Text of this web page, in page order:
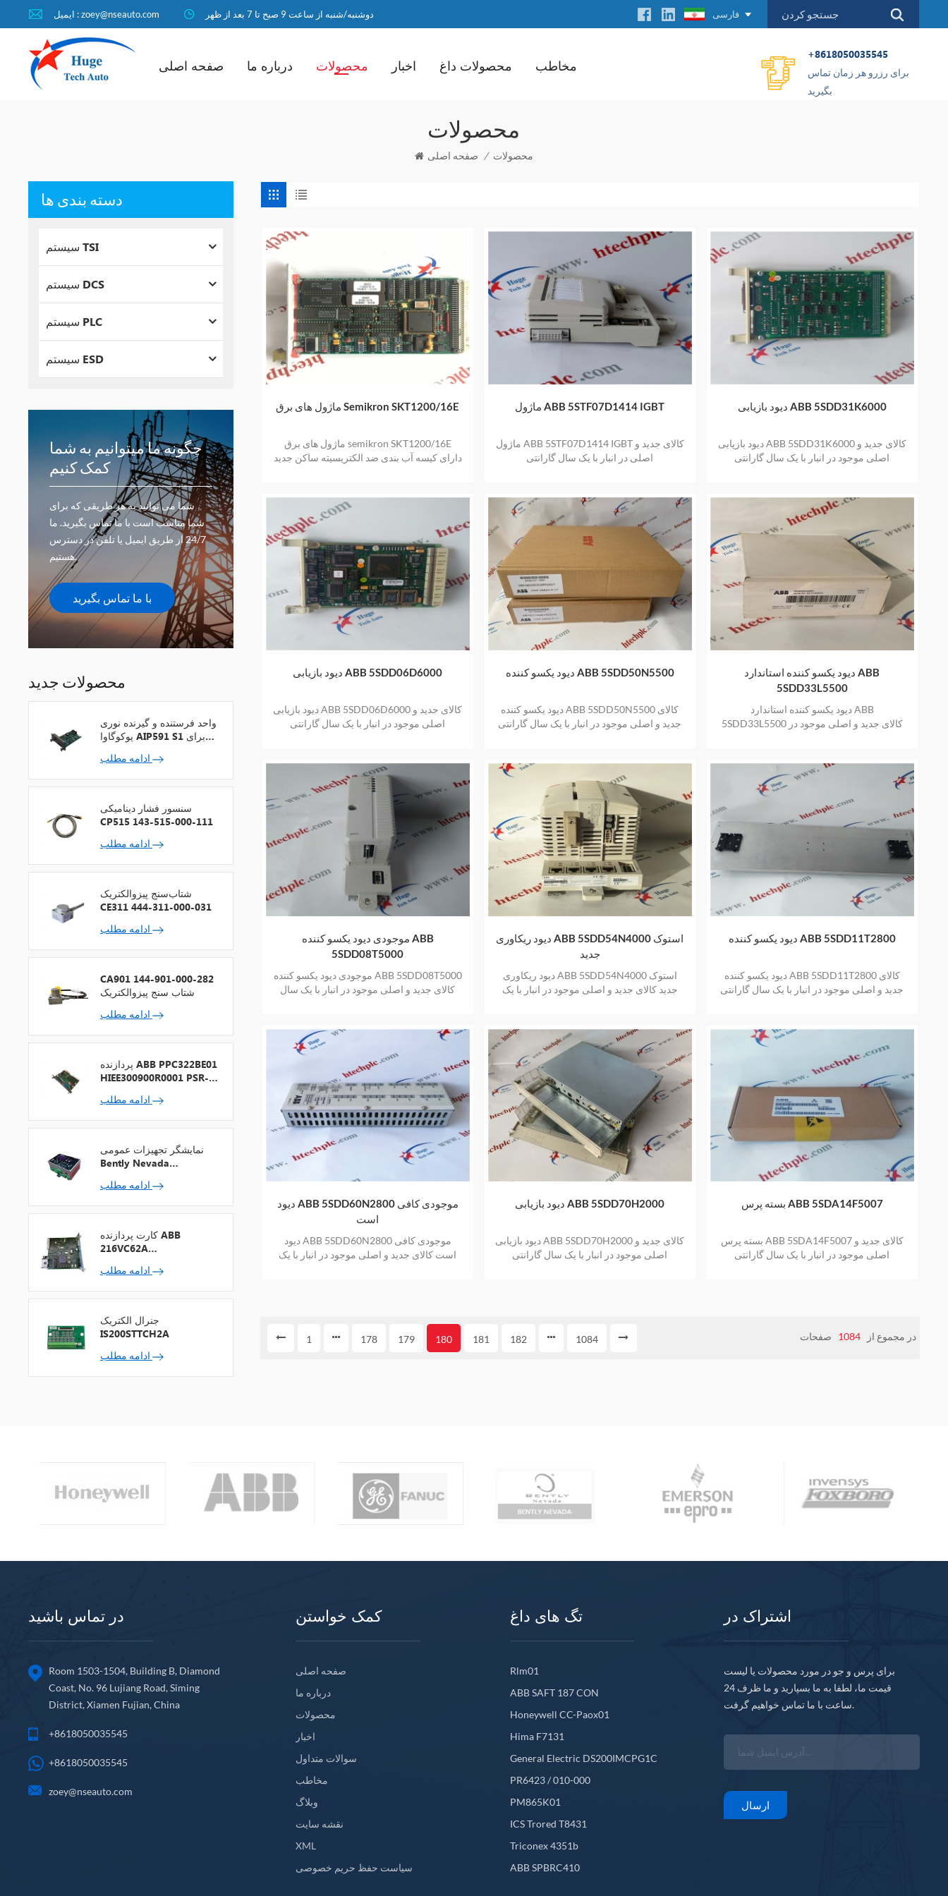
ایمیل : zoey@nseauto.com دوشنبه/شنبه از ساعت 9 صبح تا 7 بعد از ظهر فارسی
صفحه اصلی درباره ما محصولات اخبار محصولات داغ مخاطب
+8618050035545
برای رزرو هر زمان تماس
بگیرید
محصولات
صفحه اصلی / محصولات
ماژول های برق Semikron SKT1200/16E
ماژول های برق semikron SKT1200/16E
دارای کیسه آب بندی ضد الکتریسیته ساکن جدید
ماژول ABB 5STF07D1414 IGBT
ماژول ABB 5STF07D1414 IGBT کالای جدید و
اصلی در انبار با یک سال گارانتی
دیود بازیابی ABB 5SDD31K6000
دیود بازیابی ABB 5SDD31K6000 کالای جدید و
اصلی موجود در انبار با یک سال گارانتی
دیود بازیابی ABB 5SDD06D6000
دیود بازیابی ABB 5SDD06D6000 کالای جدید و
اصلی موجود در انبار با یک سال گارانتی
دیود یکسو کننده ABB 5SDD50N5500
دیود یکسو کننده ABB 5SDD50N5500 کالای
جدید و اصلی موجود در انبار با یک سال گارانتی
دیود یکسو کننده استاندارد ABB
5SDD33L5500
دیود یکسو کننده استاندارد ABB
5SDD33L5500 کالای جدید و اصلی موجود در
موجودی دیود یکسو کننده ABB
5SDD08T5000
موجودی دیود یکسو کننده ABB 5SDD08T5000
کالای جدید و اصلی موجود در انبار با یک سال
دیود ریکاوری ABB 5SDD54N4000 استوک
جدید
دیود ریکاوری ABB 5SDD54N4000 استوک
جدید کالای جدید و اصلی موجود در انبار با یک
دیود یکسو کننده ABB 5SDD11T2800
دیود یکسو کننده ABB 5SDD11T2800 کالای
جدید و اصلی موجود در انبار با یک سال گارانتی
دیود ABB 5SDD60N2800 موجودی کافی
است
دیود ABB 5SDD60N2800 موجودی کافی
است کالای جدید و اصلی موجود در انبار با یک
دیود بازیابی ABB 5SDD70H2000
دیود بازیابی ABB 5SDD70H2000 کالای جدید و
اصلی موجود در انبار با یک سال گارانتی
بسته پرس ABB 5SDA14F5007
بسته پرس ABB 5SDA14F5007 کالای جدید و
اصلی موجود در انبار با یک سال گارانتی
1 178 179 180 181 182 1084 در مجموع از 1084 صفحات
دسته بندی ها
سیستم TSI
سیستم DCS
سیستم PLC
سیستم ESD
چگونه ما میتوانیم به شما
کمک کنیم
شما می توانید به هر طریقی که برای
شما مناسب است با ما تماس بگیرید. ما
24/7 از طریق ایمیل یا تلفن در دسترس
هستیم.
با ما تماس بگیرید
محصولات جدید
واحد فرستنده و گیرنده نوری
یوکوگاوا AIP591 S1 برای
سنسور فشار دینامیکی
CP515 143-515-000-111
شتاب‌سنج پیزوالکتریک
CE311 444-311-000-031
CA901 144-901-000-282
شتاب سنج پیزوالکتریک
پردازنده ABB PPC322BE01
HIEE300900R0001 PSR-2
نمایشگر تجهیزات عمومی
Bently Nevada
00
کارت پردازنده ABB
216VC62A
جنرال الکتریک
IS200STTCH2A
در تماس باشید
Room 1503-1504, Building B, Diamond
Coast, No. 96 Lujiang Road, Siming
District, Xiamen Fujian, China
+8618050035545
+8618050035545
zoey@nseauto.com
کمک خواستن
صفحه اصلی
درباره ما
محصولات
اخبار
سوالات متداول
مخاطب
وبلاگ
نقشه سایت
XML
سیاست حفظ حریم خصوصی
تگ های داغ
Rlm01
ABB SAFT 187 CON
Honeywell CC-Paox01
Hima F7131
General Electric DS200IMCPG1C
PR6423 / 010-000
PM865K01
ICS Trored T8431
Triconex 4351b
ABB SPBRC410
اشتراک در
برای پرس و جو در مورد محصولات یا لیست
قیمت ما، لطفا به ما بسپارید و ما ظرف 24
ساعت با ما تماس خواهیم گرفت.
ارسال